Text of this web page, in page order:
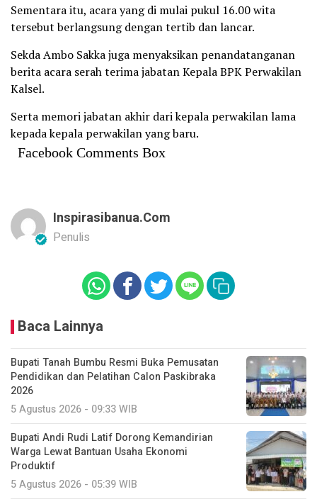
Sementara itu, acara yang di mulai pukul 16.00 wita
tersebut berlangsung dengan tertib dan lancar.
Sekda Ambo Sakka juga menyaksikan penandatanganan
berita acara serah terima jabatan Kepala BPK Perwakilan
Kalsel.
Serta memori jabatan akhir dari kepala perwakilan lama
kepada kepala perwakilan yang baru.
Facebook Comments Box
Inspirasibanua.com
Penulis
Baca Lainnya
Bupati Tanah Bumbu Resmi Buka Pemusatan
Pendidikan dan Pelatihan Calon Paskibraka
2026
5 Agustus 2026 - 09:33 WIB
Bupati Andi Rudi Latif Dorong Kemandirian
Warga Lewat Bantuan Usaha Ekonomi
Produktif
5 Agustus 2026 - 05:39 WIB